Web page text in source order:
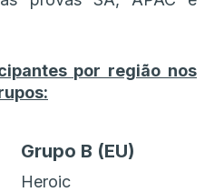
por região nos
Grupo B (EU)
Heroic